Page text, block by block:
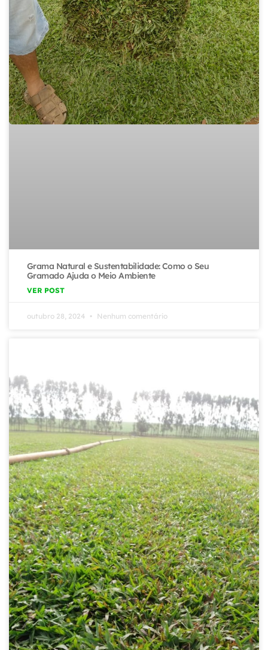
Grama Natural e Sustentabilidade: Como o Seu
Gramado Ajuda o Meio Ambiente
VER POST
outubro 28, 2024 Nenhum comentário